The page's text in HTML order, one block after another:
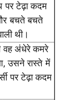
पर टेढ़ा कदम
बचते बचते
थी।
वह अंधेरे कमरे
उसने रास्ते में
पर टेढ़ा कदम